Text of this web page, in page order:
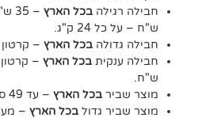
בכל הארץ– 35 ש"ח – חינם
בכל הארץ – קרטון מעל 90 ס"מ – 120 ש"ח.
בכל הארץ –
בכל הארץ– עד 49 ס"מ – 60 ש"ח.
גדול
בכל הארץ– מעל 50 ס"מ – 200 ש"ח.